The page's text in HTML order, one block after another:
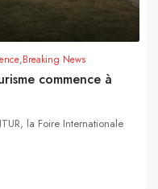
,Breaking News
commence à
la Foire Internationale